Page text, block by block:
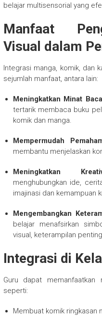
belajar multisensorial yang
Manfaat
Visual dalam
Integrasi manga, komik, dan
sejumlah manfaat, antara lain:
Meningkatkan Minat
tertarik membaca buku
komik dan manga.
Mempermudah
membantu menjelaskan
Meningkatkan
menghubungkan ide,
imajinasi dan kemampuan
Mengembangkan
belajar menafsirkan
visual, keterampilan
Integrasi di
Guru dapat
seperti:
Membuat komik ringkasan